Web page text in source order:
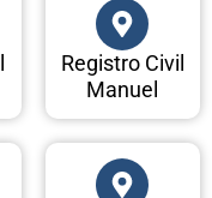
Registro Civil
Manuel